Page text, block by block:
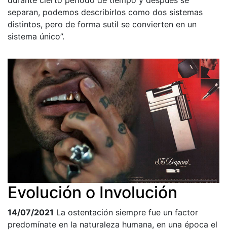
separan, podemos describirlos como dos sistemas
distintos, pero de forma sutil se convierten en un
sistema único”.
Evolución o Involución
14/07/2021 La ostentación siempre fue un factor
predomínate en la naturaleza humana, en una época el